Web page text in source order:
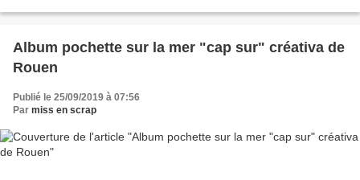
Album pochette sur la mer "cap sur" créativa de
Rouen
Publié le 25/09/2019 à 07:56
Par miss en scrap